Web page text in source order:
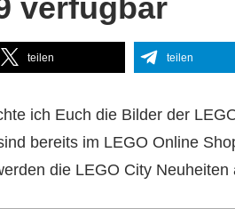
verfügbar
teilen teilen
ich Euch die Bilder der
bereits im LEGO Online
die LEGO City